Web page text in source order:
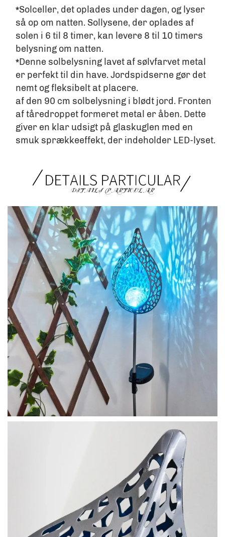
*Solceller, det oplades under dagen, og lyser
så op om natten. Sollysene, der oplades af
solen i 6 til 8 timer, kan levere 8 til 10 timers
belysning om natten.
*Denne solbelysning lavet af sølvfarvet metal
er perfekt til din have. Jordspidserne gør det
nemt og fleksibelt at placere.
af den 90 cm solbelysning i blødt jord. Fronten
af tåredroppet formeret metal er åben. Dette
giver en klar udsigt på glaskuglen med en